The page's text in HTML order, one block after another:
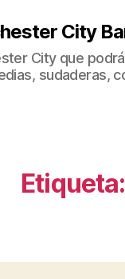
City
City que
sudaderas,
Etiqueta: